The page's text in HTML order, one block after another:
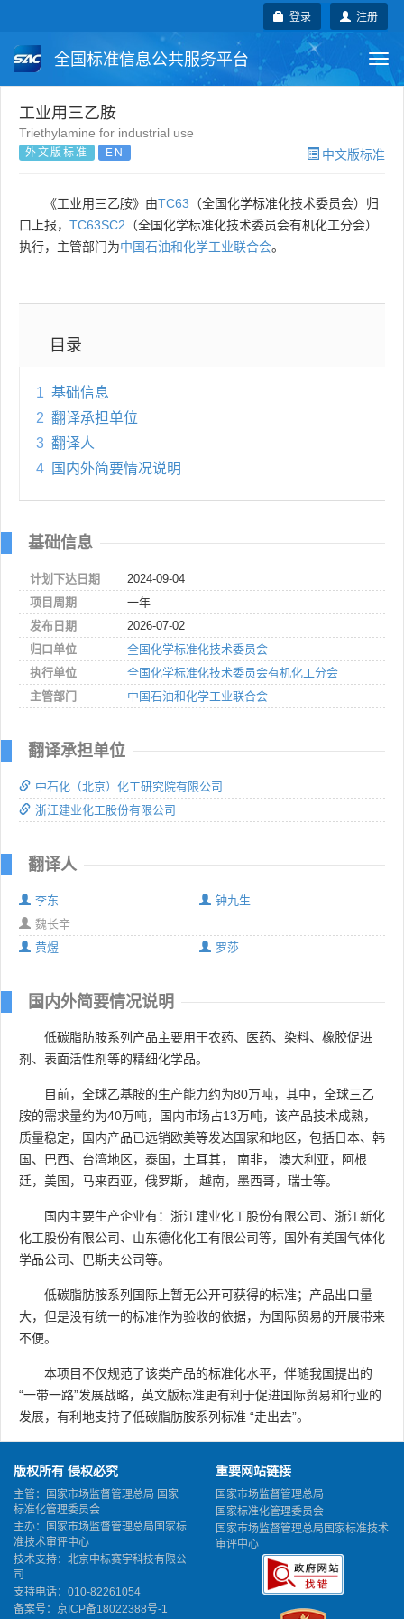
注册
登录
全国标准信息公共服务平台
国家标准
团体标准 国际标准
国外标准 技术委员会
工业用三乙胺
Triethylamine for industrial use
外文版标准 EN 中文版标准
《工业用三乙胺》由TC63 （全国化学标准化技术委员会）归
口上报， TC63SC2 （全国化学标准化技术委员会有机化工分会）
执行，主管部门为中国石油和化学工业联合会。
目录
1 基础信息
2 翻译承担单位
3 翻译人
4
国内外简要情况说明
基础信息
计划下达日期
2024-09-04
项目周期
一年
发布日期
2026-07-02
归口单位
全国化学标准化技术委员会
执行单位
全国化学标准化技术委员会有机化工分会
主管部门
中国石油和化学工业联合会
翻译承担单位
中石化（北京）化工研究院有限公司
浙江建业化工股份有限公司
翻译人
李东
钟九生
魏长辛
黄煜
罗莎
国内外简要情况说明
低碳脂肪胺系列产品主要用于农药、医药、染料、橡胶促进
剂、表面活性剂等的精细化学品。
目前，全球乙基胺的生产能力约为80万吨，其中，全球三乙
胺的需求量约为40万吨，国内市场占13万吨，该产品技术成熟，
质量稳定，国内产品已远销欧美等发达国家和地区，包括日本、韩
国、巴西、台湾地区，泰国，土耳其， 南非， 澳大利亚，阿根
廷，美国，马来西亚，俄罗斯， 越南，墨西哥，瑞士等。
国内主要生产企业有：浙江建业化工股份有限公司、浙江新化
化工股份有限公司、山东德化化工有限公司等，国外有美国气体化
学品公司、巴斯夫公司等。
低碳脂肪胺系列国际上暂无公开可获得的标准；产品出口量
大，但是没有统一的标准作为验收的依据，为国际贸易的开展带来
不便。
本项目不仅规范了该类产品的标准化水平，伴随我国提出的
“一带一路”发展战略，英文版标准更有利于促进国际贸易和行业的
发展，有利地支持了低碳脂肪胺系列标准 “走出去”。
版权所有 侵权必究
主管：国家市场监督管理总局 国家
标准化管理委员会
主办：国家市场监督管理总局国家标
准技术审评中心
技术支持：北京中标赛宇科技有限公
司
支持电话：010-82261054
备案号： 京ICP备18022388号-1
重要网站链接
国家市场监督管理总局
国家标准化管理委员会
国家市场监督管理总局国家标准技术
审评中心